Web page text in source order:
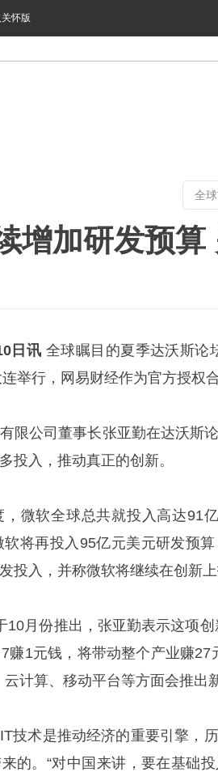
怀版
增加研发预算
日讯 全球瞩目的夏季达沃斯
举行，网易财经作为官方授权
限公司董事长张亚勤在达沃斯
投入，推动真正的创新。
，微软全球总共就投入高达91
软将再投入95亿元美元研发预
投入，并称微软将继续在创新上
10月份推出，张亚勤表示这项
赚1元钱，将带动整个产业赚27
计算、移动平台等方面会推出
技术是推动经济的重要引擎，
的。“对中国来讲，要在基础